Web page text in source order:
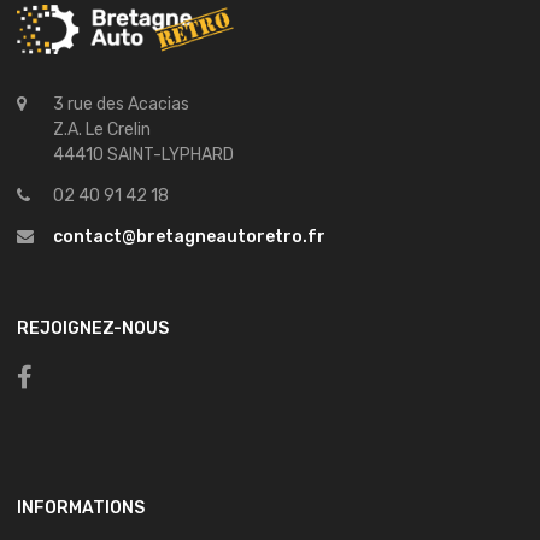
3 rue des Acacias
Z.A. Le Crelin
44410 SAINT-LYPHARD
02 40 91 42 18
contact@bretagneautoretro.fr
REJOIGNEZ-NOUS
INFORMATIONS